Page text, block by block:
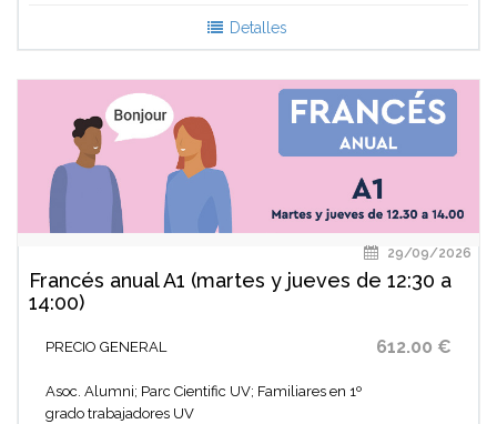
Detalles
29/09/2026
Francés anual A1 (martes y jueves de 12:30 a
14:00)
PRECIO GENERAL 612.00 €
Asoc. Alumni; Parc Cientific UV; Familiares en 1º
grado trabajadores UV